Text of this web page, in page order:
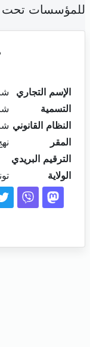
للمؤسسات تحت
الإسم التجاري
التسمية
النظام القانوني
المقر
الترقيم البريدي
الولاية